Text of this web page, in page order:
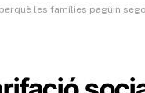
les famílies paguin